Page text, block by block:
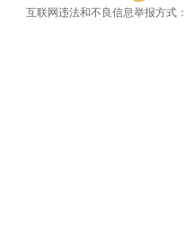
互联网违法和不良信息举报方式